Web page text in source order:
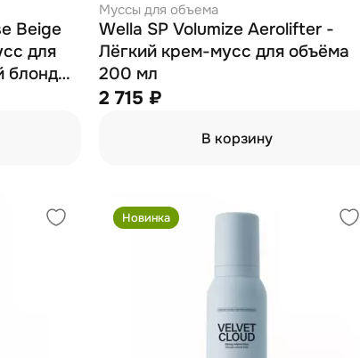
Beige
для
блонд
Муссы для объема
Wella SP Volumize Aerolifter -
Лёгкий крем-мусс для объёма
200 мл
2 715 ₽
В корзину
Новинка